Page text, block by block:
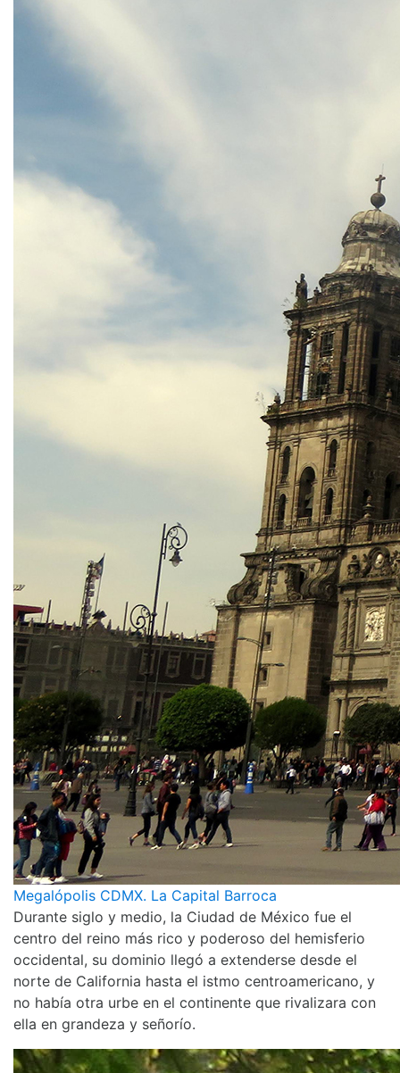
Megalópolis CDMX. La Capital Barroca
Durante siglo y medio, la Ciudad de México fue el
centro del reino más rico y poderoso del hemisferio
occidental, su dominio llegó a extenderse desde el
norte de California hasta el istmo centroamericano, y
no había otra urbe en el continente que rivalizara con
ella en grandeza y señorío.